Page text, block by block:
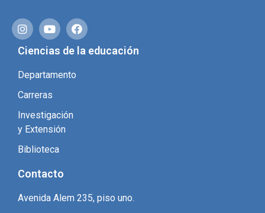
Ciencias de la educación
Departamento
Carreras
Investigación
y Extensión
Biblioteca
Contacto
Avenida Alem 235, piso uno.